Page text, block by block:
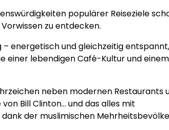
populärer Reiseziele
zu entdecken.
energetisch und gleichzeitig
einer lebendigen Café-Kultur und einem
neben modernen Restaurants
Bill Clinton… und das alles mit
der muslimischen